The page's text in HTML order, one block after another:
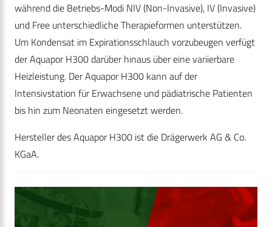
während die Betriebs-Modi NIV (Non-Invasive), IV (Invasive)
und Free unterschiedliche Therapieformen unterstützen.
Um Kondensat im Expirationsschlauch vorzubeugen verfügt
der Aquapor H300 darüber hinaus über eine variierbare
Heizleistung. Der Aquapor H300 kann auf der
Intensivstation für Erwachsene und pädiatrische Patienten
bis hin zum Neonaten eingesetzt werden.
Hersteller des Aquapor H300 ist die Drägerwerk AG & Co.
KGaA.